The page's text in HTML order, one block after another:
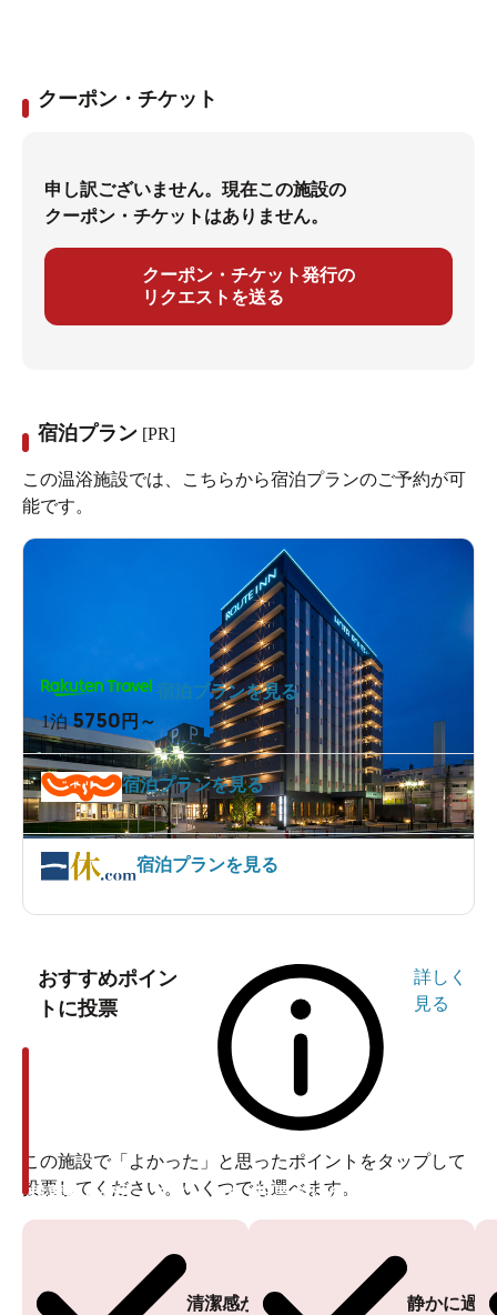
クーポン・チケット
申し訳ございません。現在この施設の
クーポン・チケットはありません。
クーポン・チケット発行の
リクエストを送る
宿泊プラン [PR]
この温浴施設では、こちらから宿泊プランのご予約が可
能です。
1泊5750 円～
宿泊プランを見る
宿泊プランを見る
宿泊プランを見る
おすすめポイン
トに投票
詳しく
見る
この施設で「よかった」と思ったポイントをタップして
投票してください。いくつでも選べます。
清潔感がある
投票ありがとうございます
静かに過
投票ありがとうございます